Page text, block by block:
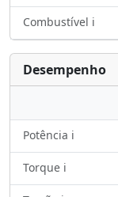
Combustível ℹ️
Desempenho
Potência ℹ️
Torque ℹ️